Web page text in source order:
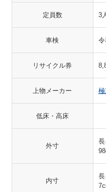
定員数 3
車検 令
リサイクル券
上物メーカー
低床・高床
外寸
内寸